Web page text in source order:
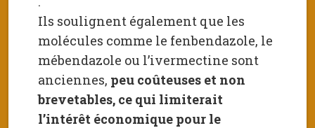
Ils soulignent également que les
molécules comme le fenbendazole, le
mébendazole ou l’ivermectine sont
anciennes, peu coûteuses et non
brevetables, ce qui limiterait
l’intérêt économique pour le